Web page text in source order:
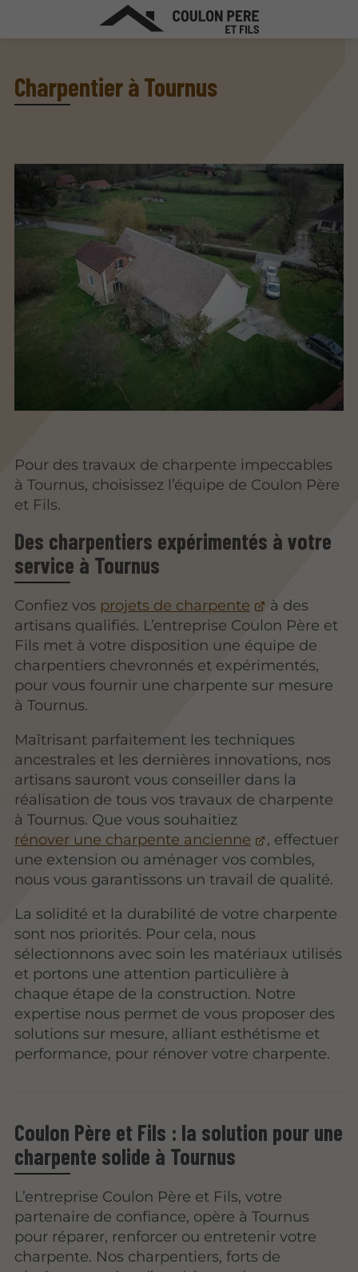
Charpentier à Tournus
Pour des travaux de charpente impeccables
à Tournus, choisissez l’équipe de Coulon Père
et Fils.
Des charpentiers expérimentés à votre
service à Tournus
Confiez vos projets de charpente
à des
artisans qualifiés. L’entreprise Coulon Père et
Fils met à votre disposition une équipe de
charpentiers chevronnés et expérimentés,
pour vous fournir une charpente sur mesure
à Tournus.
Maîtrisant parfaitement les techniques
ancestrales et les dernières innovations, nos
artisans sauront vous conseiller dans la
réalisation de tous vos travaux de charpente
à Tournus. Que vous souhaitiez
rénover une charpente ancienne
, effectuer
une extension ou aménager vos combles,
nous vous garantissons un travail de qualité.
La solidité et la durabilité de votre charpente
sont nos priorités. Pour cela, nous
sélectionnons avec soin les matériaux utilisés
et portons une attention particulière à
chaque étape de la construction. Notre
expertise nous permet de vous proposer des
solutions sur mesure, alliant esthétisme et
performance, pour rénover votre charpente.
Coulon Père et Fils : la solution pour une
charpente solide à Tournus
L’entreprise Coulon Père et Fils, votre
partenaire de confiance, opère à Tournus
pour réparer, renforcer ou entretenir votre
charpente. Nos charpentiers, forts de